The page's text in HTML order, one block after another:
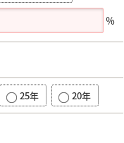
％
25年 20年